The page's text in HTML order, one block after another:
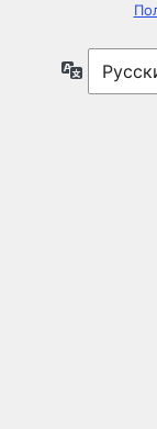
Язык